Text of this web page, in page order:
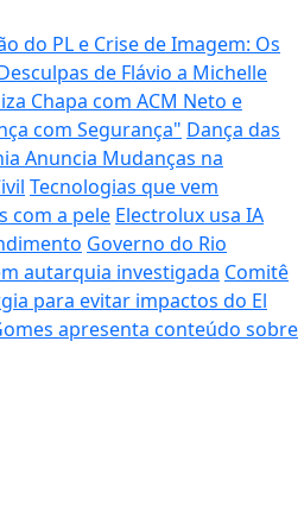
do PL e Crise de Imagem: Os
de Flávio a Michelle
Chapa com ACM Neto e
com Segurança" Dança das
Anuncia Mudanças na
Tecnologias que vem
com a pele Electrolux usa IA
Governo do Rio
autarquia investigada Comitê
para evitar impactos do El
apresenta conteúdo sobre